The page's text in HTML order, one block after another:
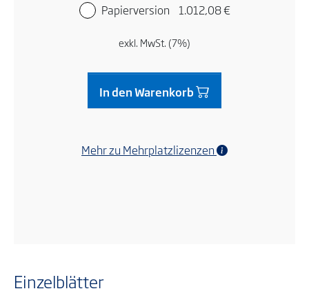
Papierversion 1.012,08 €
exkl. MwSt. (7%)
In den Warenkorb
Mehr zu Mehrplatzlizenzen
Einzelblätter